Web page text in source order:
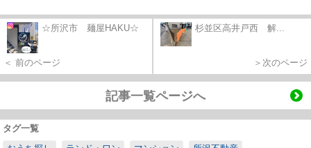
☆所沢市 麺屋HAKU☆
＜ 前のページ
杉並区高井戸西 解...
＞次のページ
記事一覧ページへ
タグ一覧